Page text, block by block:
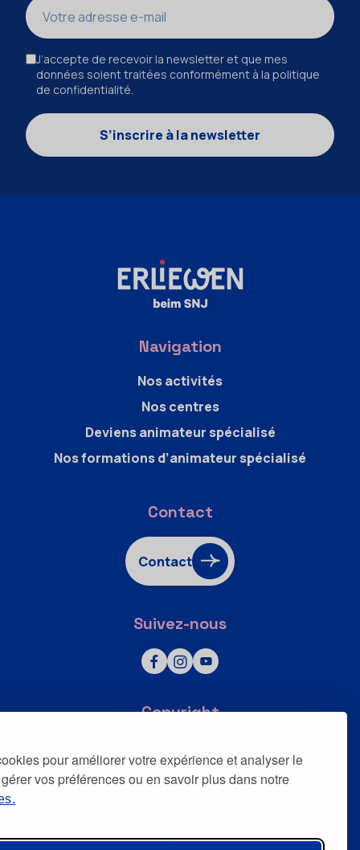
pour améliorer votre expérience et analyser le
vos préférences ou en savoir plus dans notre
J’accepte de recevoir la newsletter et que mes
données soient traitées conformément à la politique
de confidentialité.
S’inscrire à la newsletter
Navigation
Nos activités
Nos centres
Deviens animateur spécialisé
Nos formations d’animateur spécialisé
Contact
Contact
Suivez-nous
Copyright
Tous droits réservés
Contact